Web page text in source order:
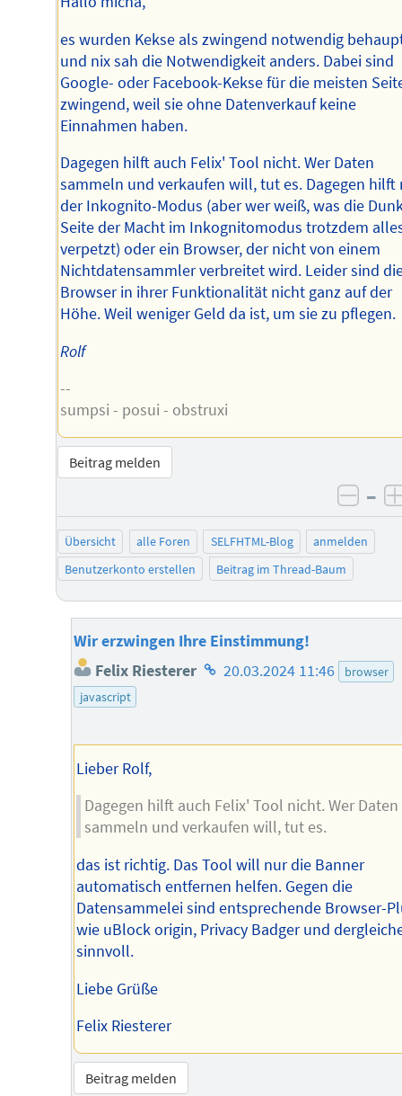
es wurden Kekse als zwingend notwendig
und nix sah die Notwendigkeit anders. Dabei sind
Google- oder Facebook-Kekse für die meisten
zwingend, weil sie ohne Datenverkauf keine
Einnahmen haben.
Dagegen hilft auch Felix' Tool nicht. Wer Daten
sammeln und verkaufen will, tut es. Dagegen hilft
der Inkognito-Modus (aber wer weiß, was die
Seite der Macht im Inkognitomodus trotzdem
verpetzt) oder ein Browser, der nicht von einem
Nichtdatensammler verbreitet wird. Leider sind
Browser in ihrer Funktionalität nicht ganz auf der
Höhe. Weil weniger Geld da ist, um sie zu pflegen.
Rolf
--
sumpsi - posui - obstruxi
Beitrag melden
–
Übersicht alle Foren SELFHTML-Blog
anmelden
Benutzerkonto erstellen
Beitrag im Thread-Baum
Wir erzwingen Ihre Einstimmung!
Felix Riesterer Homepage
20.03.2024 11:46
browser
javascript
Lieber Rolf,
Dagegen hilft auch Felix' Tool nicht. Wer Daten
sammeln und verkaufen will, tut es.
das ist richtig. Das Tool will nur die Banner
automatisch entfernen helfen. Gegen die
Datensammelei sind entsprechende Browser-
wie uBlock origin, Privacy Badger und
sinnvoll.
Liebe Grüße
Felix Riesterer
Beitrag melden